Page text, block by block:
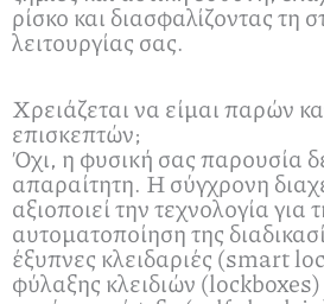
ρίσκο και διασφαλίζοντας τη
λειτουργίας σας.
Χρειάζεται να είμαι παρών
επισκεπτών;
Όχι, η φυσική σας παρουσία
απαραίτητη. Η σύγχρονη
αξιοποιεί την τεχνολογία για
αυτοματοποίηση της
έξυπνες κλειδαριές (smart
φύλαξης κλειδιών